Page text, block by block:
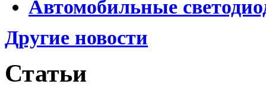
Автомобильные
Другие новости
Статьи